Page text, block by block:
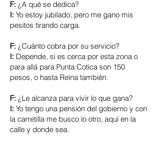
F: ¿A qué se dedica?
I: Yo estoy jubilado, pero me gano mis
pesitos tirando carga.
F: ¿Cuánto cobra por su servicio?
I: Depende, si es cerca por esta zona o
para allá para Punta Cotica son 150
pesos, o hasta Reina también.
F: ¿Le alcanza para vivir lo que gana?
I: Yo tengo una pensión del gobierno y con
la carretilla me busco lo otro, aquí en la
calle y donde sea.